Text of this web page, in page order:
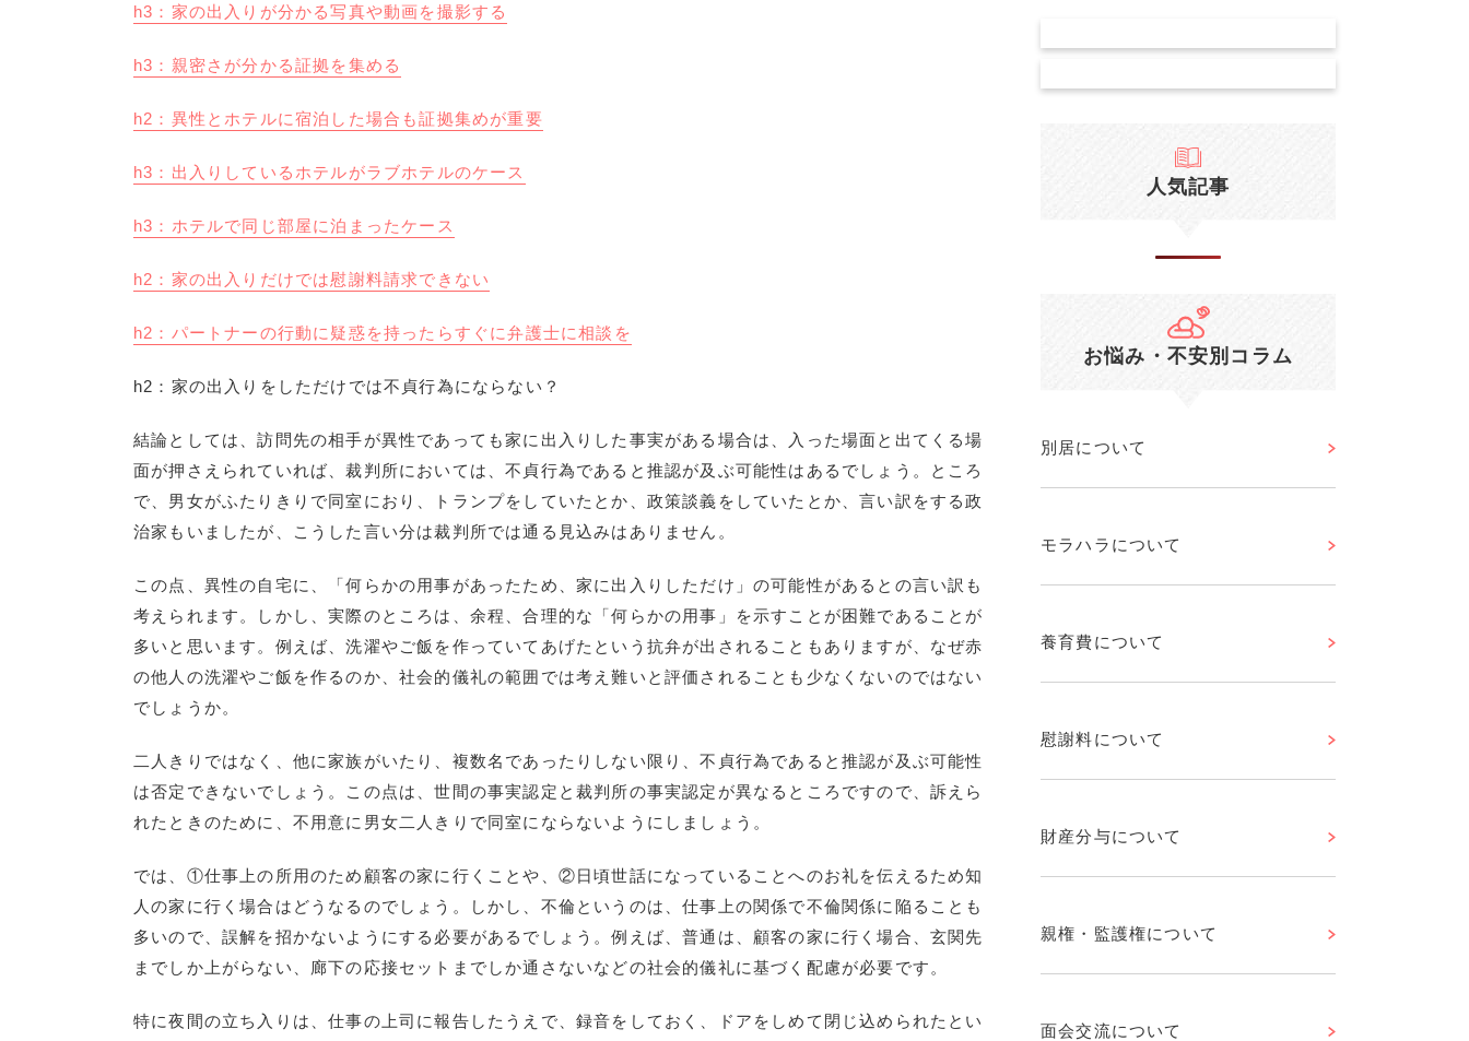
h3：家の出入りが分かる写真や動画を撮影する
h3：親密さが分かる証拠を集める
h2：異性とホテルに宿泊した場合も証拠集めが重要
h3：出入りしているホテルがラブホテルのケース
h3：ホテルで同じ部屋に泊まったケース
h2：家の出入りだけでは慰謝料請求できない
h2：パートナーの行動に疑惑を持ったらすぐに弁護士に相談を
h2：家の出入りをしただけでは不貞行為にならない？
結論としては、訪問先の相手が異性であっても家に出入りした事実がある場合は、入った場面と出てくる場
面が押さえられていれば、裁判所においては、不貞行為であると推認が及ぶ可能性はあるでしょう。ところ
で、男女がふたりきりで同室におり、トランプをしていたとか、政策談義をしていたとか、言い訳をする政
治家もいましたが、こうした言い分は裁判所では通る見込みはありません。
この点、異性の自宅に、「何らかの用事があったため、家に出入りしただけ」の可能性があるとの言い訳も
考えられます。しかし、実際のところは、余程、合理的な「何らかの用事」を示すことが困難であることが
多いと思います。例えば、洗濯やご飯を作っていてあげたという抗弁が出されることもありますが、なぜ赤
の他人の洗濯やご飯を作るのか、社会的儀礼の範囲では考え難いと評価されることも少なくないのではない
でしょうか。
二人きりではなく、他に家族がいたり、複数名であったりしない限り、不貞行為であると推認が及ぶ可能性
は否定できないでしょう。この点は、世間の事実認定と裁判所の事実認定が異なるところですので、訴えら
れたときのために、不用意に男女二人きりで同室にならないようにしましょう。
では、①仕事上の所用のため顧客の家に行くことや、②日頃世話になっていることへのお礼を伝えるため知
人の家に行く場合はどうなるのでしょう。しかし、不倫というのは、仕事上の関係で不倫関係に陥ることも
多いので、誤解を招かないようにする必要があるでしょう。例えば、普通は、顧客の家に行く場合、玄関先
までしか上がらない、廊下の応接セットまでしか通さないなどの社会的儀礼に基づく配慮が必要です。
特に夜間の立ち入りは、仕事の上司に報告したうえで、録音をしておく、ドアをしめて閉じ込められたとい
人気記事
お悩み・不安別コラム
別居について
モラハラについて
養育費について
慰謝料について
財産分与について
親権・監護権について
面会交流について